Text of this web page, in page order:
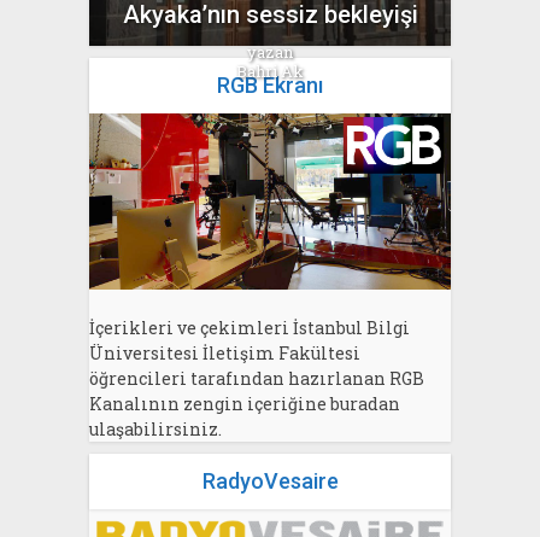
Akyaka’nın sessiz bekleyişi
yazan
Bahri Ak
RGB Ekranı
İçerikleri ve çekimleri İstanbul Bilgi
Üniversitesi İletişim Fakültesi
öğrencileri tarafından hazırlanan RGB
Kanalının zengin içeriğine buradan
ulaşabilirsiniz.
RadyoVesaire